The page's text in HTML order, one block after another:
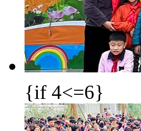
{if 4<=6}